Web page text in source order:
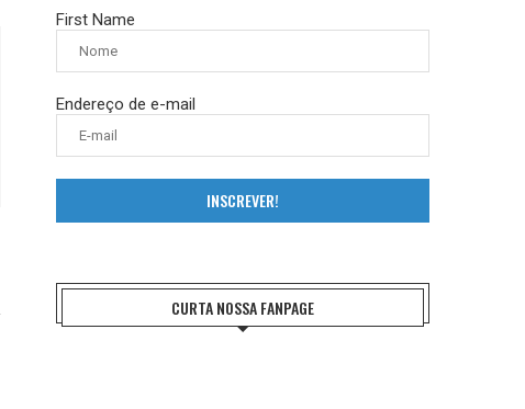
First Name
Endereço de e-mail
INSCREVER!
CURTA NOSSA FANPAGE